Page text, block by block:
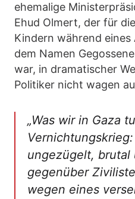
ehemalige
Ehud Olmert, der für
Kindern während
dem Namen
war, in dramatischer
Politiker nicht wagen
„Was wir in Gaza
ungezügelt, brutal
gegenüber
wegen eines